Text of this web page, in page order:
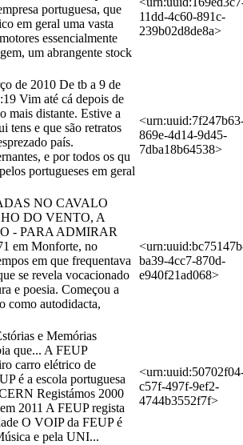
portuguesa, que
em geral uma vasta
essencialmente
um abrangente stock
11dd-4c60-891c-
239b02d8de8a>
de 2010 De tb a 9 de
Vim até cá depois de
mais distante. Estive a
tens e que são retratos
país.
e por todos os qu
portugueses em geral
869e-4d14-9d45-
7dba18b64538>
NO CAVALO
DO VENTO, A
- PARA ADMIRAR
em Monforte, no
em que frequentava
se revela vocacionado
e poesia. Começou a
como autodidacta,
ba39-4cc7-870d-
e940f21ad068>
e Memórias
que... A FEUP
carro elétrico de
é a escola portuguesa
Registámos 2000
2011 A FEUP regista
O VOIP da FEUP é
e pela UNI...
c57f-497f-9ef2-
4744b3552f7f>